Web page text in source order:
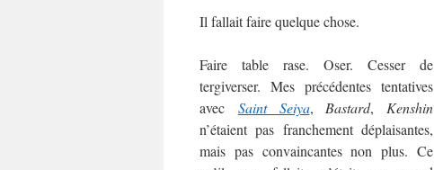
Il fallait faire quelque chose.
Faire table rase. Oser. Cesser de
tergiverser. Mes précédentes tentatives
avec Saint Seiya, Bastard, Kenshin
n’étaient pas franchement déplaisantes,
mais pas convaincantes non plus. Ce